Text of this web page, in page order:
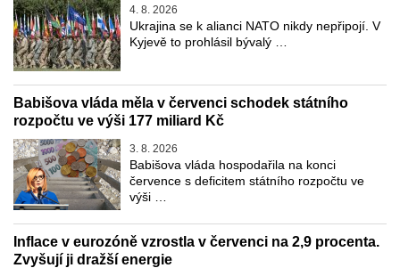
4. 8. 2026
Ukrajina se k alianci NATO nikdy nepřipojí. V
Kyjevě to prohlásil bývalý …
Babišova vláda měla v červenci schodek státního
rozpočtu ve výši 177 miliard Kč
3. 8. 2026
Babišova vláda hospodařila na konci
července s deficitem státního rozpočtu ve
výši …
Inflace v eurozóně vzrostla v červenci na 2,9 procenta.
Zvyšují ji dražší energie